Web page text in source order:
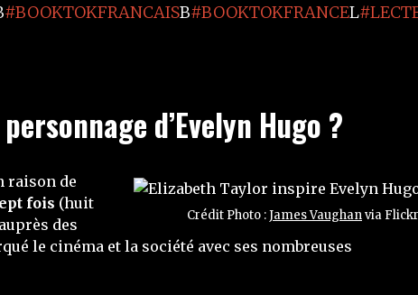
#BOOKTOKFRANCAISB#BOOKTOKFRANCEL
d’Evelyn Hugo ?
Crédit Photo :James Vaughanvia
raison de
fois (huit
des
le cinéma et la société avec ses nombreuses